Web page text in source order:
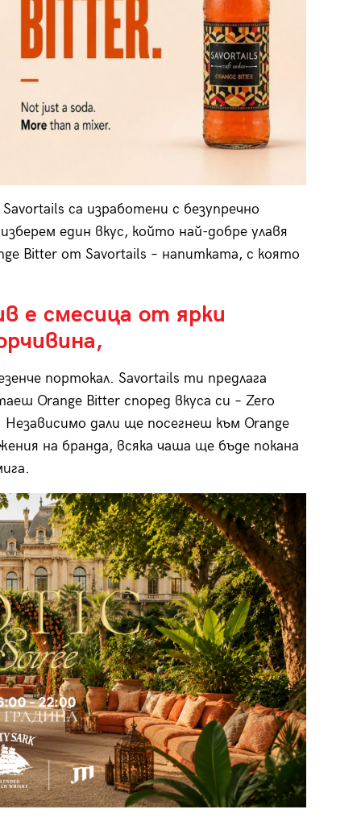
са изработени с безупречно
един вкус, който най-добре улавя
Bitter от Savortails – напитката, с която
е смесица от ярки
портокал. Savortails ти предлага
Orange Bitter според вкуса си – Zero
дали ще посегнеш към Orange
на бранда, всяка чаша ще бъде покана